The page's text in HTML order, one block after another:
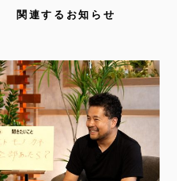
関連するお知らせ